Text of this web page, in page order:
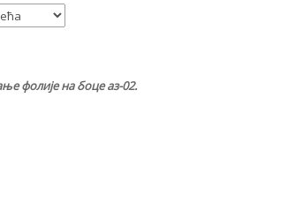
фолије на боце аз-02.